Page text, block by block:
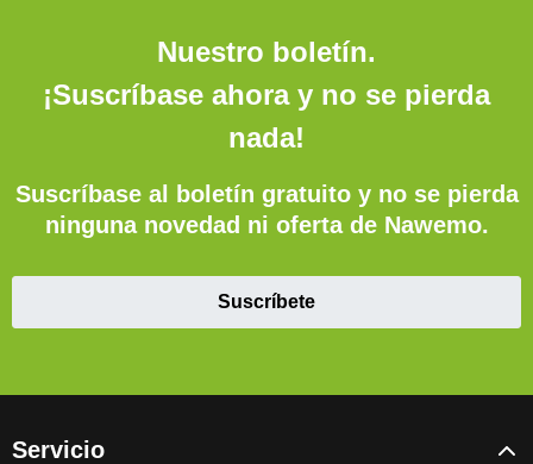
Nuestro boletín.
¡Suscríbase ahora y no se pierda
nada!
Suscríbase al boletín gratuito y no se pierda
ninguna novedad ni oferta de Nawemo.
Suscríbete
Servicio